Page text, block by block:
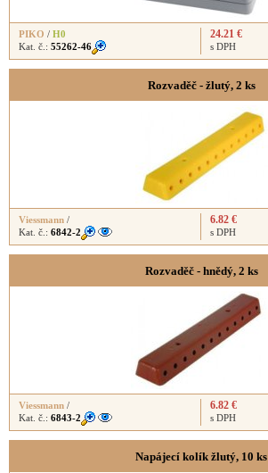
PIKO / H0
Kat. č.: 55262-46
24.21 €
s DPH
Rozvaděč - žlutý, 2 ks
Viessmann /
Kat. č.: 6842-2
6.82 €
s DPH
Rozvaděč - hnědý, 2 ks
Viessmann /
Kat. č.: 6843-2
6.82 €
s DPH
Napájecí kolík žlutý, 10 ks